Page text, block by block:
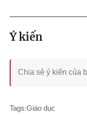
Ý kiến
Tags:Giáo dục